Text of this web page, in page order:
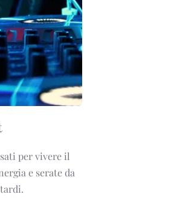
per vivere il
e serate da